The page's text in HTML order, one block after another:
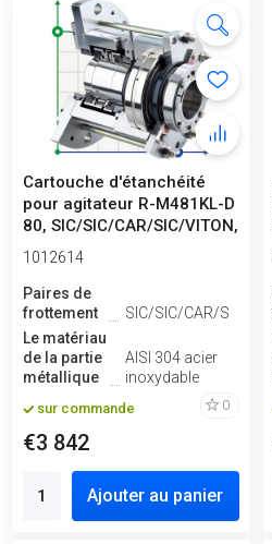
Cartouche d'étanchéité
pour agitateur R-M481KL-D
80, SIC/SIC/CAR/SIC/VITON,
304
1012614
Paires de
frottement
SIC/SIC/CAR/SIC
Le matériau
de la partie
métallique
AISI 304 acier
inoxydable
sur commande 0
€3 842
Ajouter au panier